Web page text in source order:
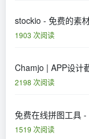
stockio - 免费的素
1903 次阅读
Chamjo | APP设计
2198 次阅读
免费在线拼图工具
1519 次阅读